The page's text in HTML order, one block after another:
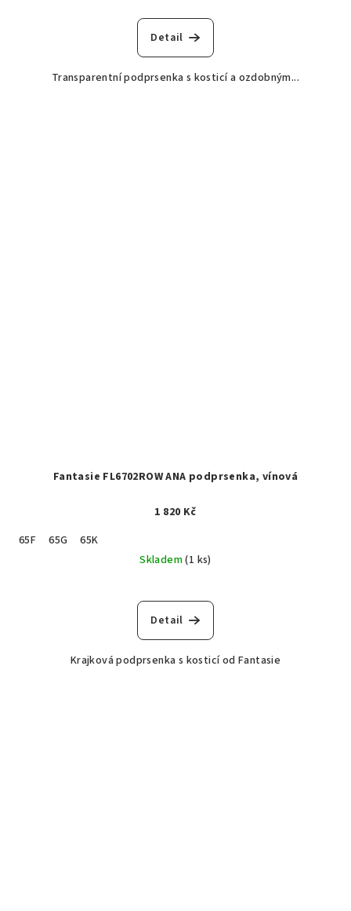
Detail
Transparentní podprsenka s kosticí a ozdobným...
Fantasie FL6702ROW ANA podprsenka, vínová
1 820 Kč
65F
65G
65K
Skladem(1 ks)
Detail
Krajková podprsenka s kosticí od Fantasie